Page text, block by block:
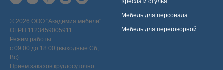
© 2026 ООО "Академия мебели"
ОГРН 1123459005911
Режим работы:
с 09:00 до 18:00 (выходные Сб,
Вс)
Прием заказов круглосуточно
Кресла и стулья
Мебель для персонала
Мебель для переговорной